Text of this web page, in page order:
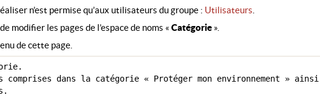
n’est permise qu’aux utilisateurs du groupe : Utilisateurs
modifier les pages de l’espace de noms « Catégorie ».
de cette page.